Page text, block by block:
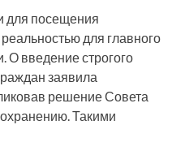
для посещения
для главного
О введение строгого
заявила
решение Совета
Такими